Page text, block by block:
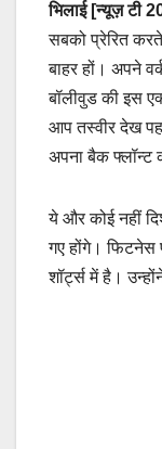
भिलाई [न्यूज़ टी
सबको प्रेरित
बाहर हों। अपने
बॉलीवुड की इस
आप तस्वीर देख
अपना बैक फ्लॉन्ट
ये और कोई नहीं
गए होंगे।
शॉर्ट्स में है।